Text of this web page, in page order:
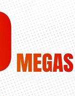
y alcanza
2-3 en Ribarroja,